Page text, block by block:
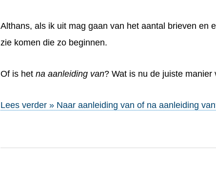
Althans, als ik uit mag gaan van het aantal brieven en
zie komen die zo beginnen.
Of is het na aanleiding van? Wat is nu de juiste manier
Lees verder » Naar aanleiding van of na aanleiding